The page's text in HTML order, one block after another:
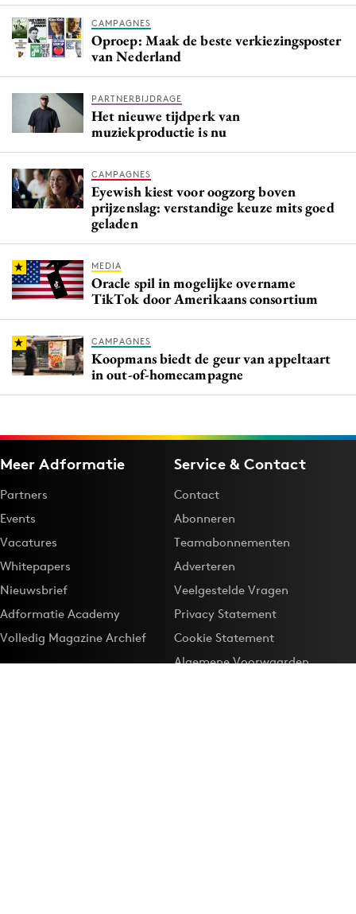
CAMPAGNES
Oproep: Maak de beste verkiezingsposter
van Nederland
PARTNERBIJDRAGE
Het nieuwe tijdperk van
muziekproductie is nu
CAMPAGNES
Eyewish kiest voor oogzorg boven
prijzenslag: verstandige keuze mits goed
geladen
MEDIA
Oracle spil in mogelijke overname
TikTok door Amerikaans consortium
CAMPAGNES
Koopmans biedt de geur van appeltaart
in out-of-homecampagne
Meer Adformatie
Partners
Events
Vacatures
Whitepapers
Nieuwsbrief
Adformatie Academy
Volledig Magazine Archief
Service & Contact
Contact
Abonneren
Teamabonnementen
Adverteren
Veelgestelde Vragen
Privacy Statement
Cookie Statement
Algemene Voorwaarden